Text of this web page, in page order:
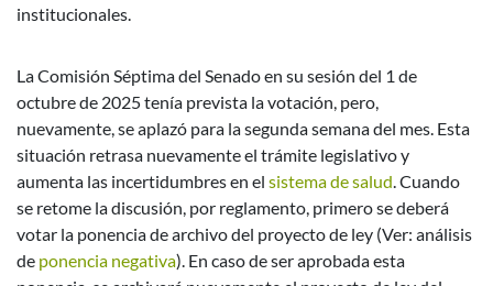
institucionales.
La Comisión Séptima del Senado en su sesión del 1 de
octubre de 2025 tenía prevista la votación, pero,
nuevamente, se aplazó para la segunda semana del mes. Esta
situación retrasa nuevamente el trámite legislativo y
aumenta las incertidumbres en el sistema de salud. Cuando
se retome la discusión, por reglamento, primero se deberá
votar la ponencia de archivo del proyecto de ley (Ver: análisis
de ponencia negativa). En caso de ser aprobada esta